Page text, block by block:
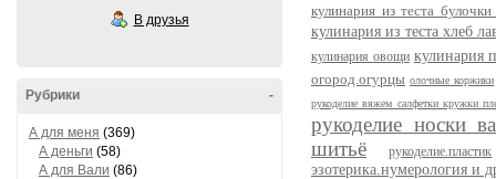
В друзья
-
Рубрики
А для меня (369)
А деньги (58)
А для Вали (86)
кулинария из теста
кулинария из теста хлеб
кулинария овощи кулинария
огород.огурцы олочные коржики
рукоделие вяжем салфетки кружки
рукоделие носки
шитьё
рукоделие.пластик
эзотерика.нумерология и